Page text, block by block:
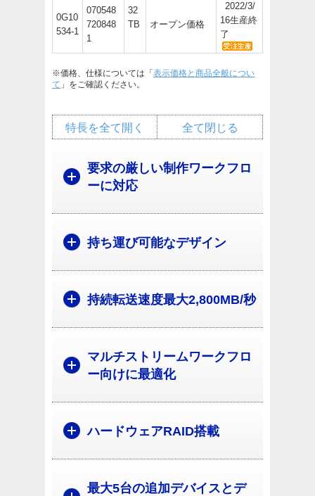
0G10
534-1
070548
720848
1
32
TB
オープン価格
2022/3/
16生産終
了
※価格、仕様については「 表示価格と商品全般につい
て 」をご確認ください。
全て閉じる
特長を全て開く
要求の厳しい制作ワークフロ
ーに対応
持ち運び可能なデザイン
持続転送速度最大2,800MB/秒
マルチストリームワークフロ
ー向けに最適化
ハードウェアRAID搭載
最大5台の追加デバイスとデ